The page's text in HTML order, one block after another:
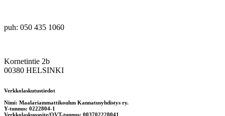
puh: 050 435 1060
Kornetintie 2b
00380 HELSINKI
Verkkolaskutustiedot
Nimi: Maalariammattikoulun Kannatusyhdistys ry.
Y-tunnus: 0222804-1
Verkkolaskuosoite/OVT-tunnus: 003702228041